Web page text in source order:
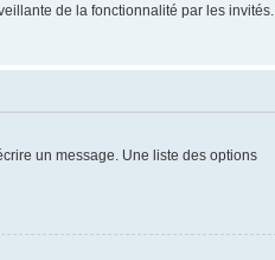
de la fonctionnalité par les invités.
un message. Une liste des options